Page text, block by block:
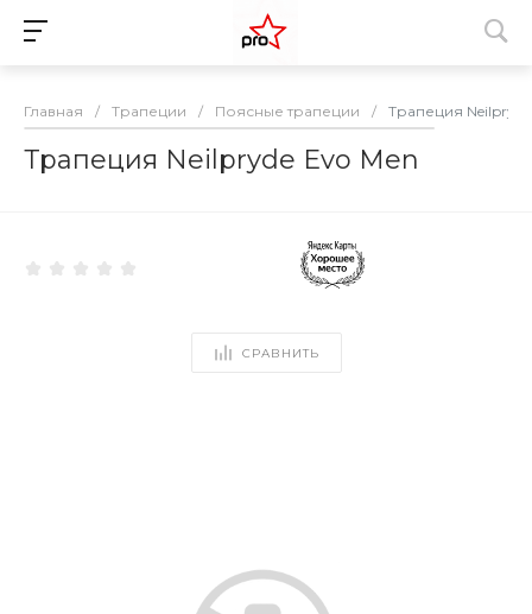
Главная / Трапеции / Поясные трапеции / Трапеция Neilpryde
Трапеция Neilpryde Evo Men
СРАВНИТЬ